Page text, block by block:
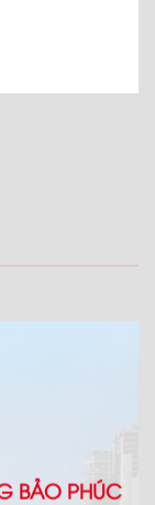
BẢO PHÚC